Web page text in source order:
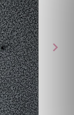
chevron_right